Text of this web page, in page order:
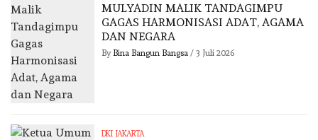
MULYADIN MALIK TANDAGIMPU
GAGAS HARMONISASI ADAT, AGAMA
DAN NEGARA
By Bina Bangun Bangsa/ 3 Juli 2026
DKI JAKARTA